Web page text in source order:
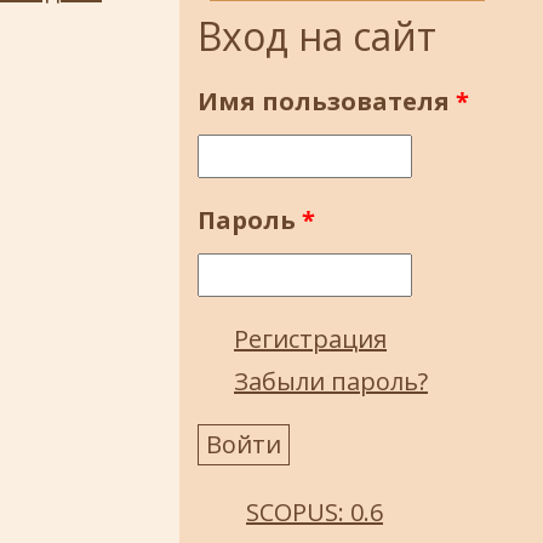
Вход на сайт
Имя пользователя *
Пароль *
Регистрация
Забыли пароль?
SCOPUS: 0.6